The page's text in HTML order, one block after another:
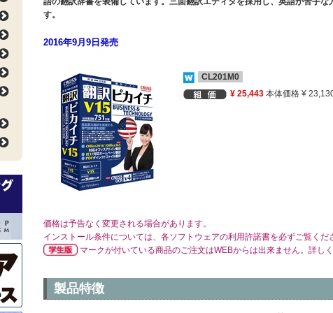
す。
2016年9月9日発売
CL201M0
¥ 25,443 本体価格 ¥
価格は予告なく変更される場合があります。
インストール条件については、各ソフトウェアの利用許諾書を必ずご覧くだ
マークが付いている商品のご注文はWEBからは出来ません。詳し
製品特徴